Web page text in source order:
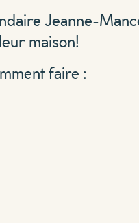
Jeanne-
maison!
faire :